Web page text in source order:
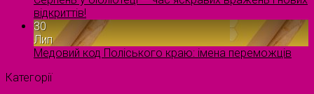
відкриттів!
30
Лип
Медовий код Поліського краю: імена переможців
Категорії